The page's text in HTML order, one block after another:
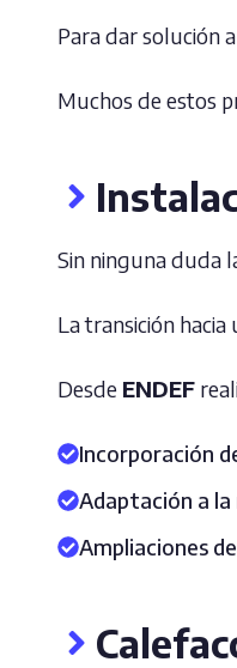
Para dar solución
Muchos de estos
Sin ninguna duda
La transición
Desde ENDEF
Incorporación
Adaptación a
Ampliaciones